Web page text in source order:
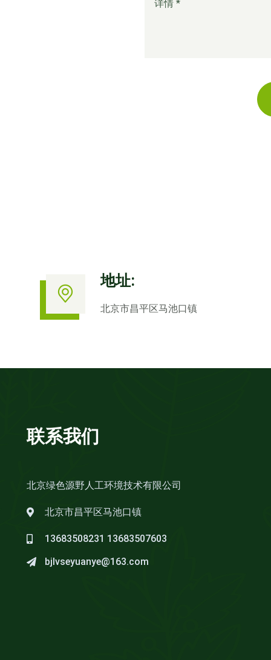
地址:
北京市昌平区马池口镇
联系我们
北京绿色源野人工环境技术有限公司
北京市昌平区马池口镇
13683508231 13683507603
bjlvseyuanye@163.com